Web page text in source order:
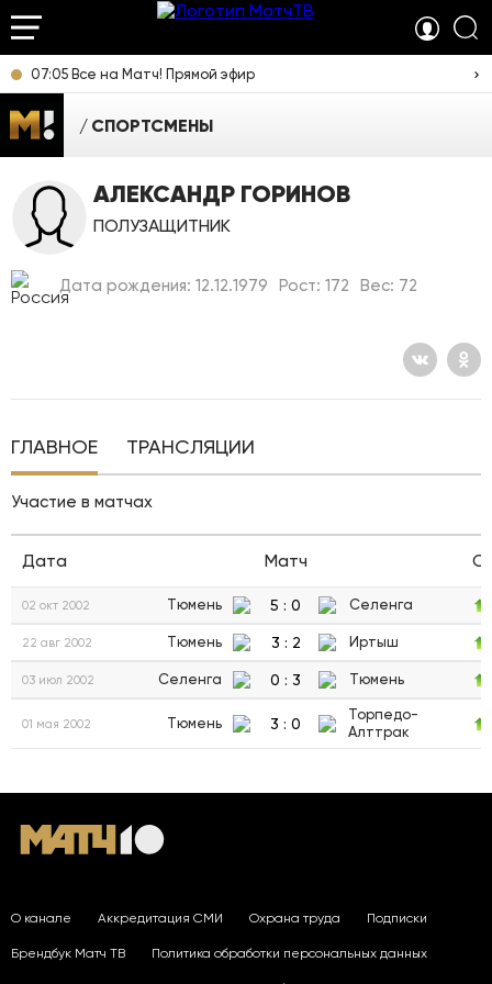
07:05 Все на Матч! Прямой эфир
СПОРТСМЕНЫ
АЛЕКСАНДР ГОРИНОВ
ПОЛУЗАЩИТНИК
Дата рождения: 12.12.1979 Рост: 172 Вес: 72
ГЛАВНОЕ ТРАНСЛЯЦИИ
Участие в матчах
Дата Матч
02 окт 2002 Тюмень 5 : 0 Селенга
22 авг 2002 Тюмень 3 : 2 Иртыш
03 июл 2002 Селенга 0 : 3 Тюмень
01 мая 2002 Тюмень 3 : 0
Торпедо-
Алттрак
О канале Аккредитация СМИ Охрана труда Подписки
Брендбук Матч ТВ Политика обработки персональных данных